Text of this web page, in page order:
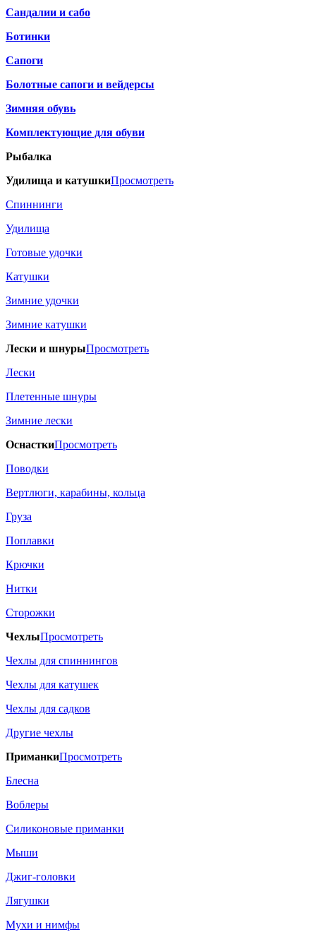
Сандалии и сабо
Ботинки
Сапоги
Болотные сапоги и вейдерсы
Зимняя обувь
Комплектующие для обуви
Рыбалка
Удилища и катушкиПросмотреть
Спиннинги
Удилища
Готовые удочки
Катушки
Зимние удочки
Зимние катушки
Лески и шнурыПросмотреть
Лески
Плетенные шнуры
Зимние лески
ОснасткиПросмотреть
Поводки
Вертлюги, карабины, кольца
Груза
Поплавки
Крючки
Нитки
Сторожки
ЧехлыПросмотреть
Чехлы для спиннингов
Чехлы для катушек
Чехлы для садков
Другие чехлы
ПриманкиПросмотреть
Блесна
Воблеры
Силиконовые приманки
Мыши
Джиг-головки
Лягушки
Мухи и нимфы